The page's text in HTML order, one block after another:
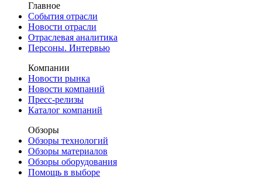
Главное
События отрасли
Новости отрасли
Отраслевая аналитика
Персоны. Интервью
Компании
Новости рынка
Новости компаний
Пресс-релизы
Каталог компаний
Обзоры
Обзоры технологий
Обзоры материалов
Обзоры оборудования
Помощь в выборе